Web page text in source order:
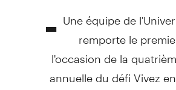
- Une équipe de
remporte le
l'occasion de la
annuelle du défi Vivez